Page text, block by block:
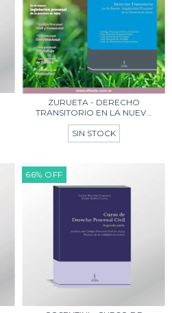
ZURUETA - DERECHO
TRANSITORIO EN LA NUEV...
SIN STOCK
66% OFF